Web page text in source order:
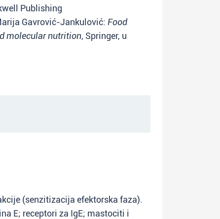
Publishing
Gavrović-Jankulović: Food
molecular nutrition, Springer, u
(senzitizacija efektorska faza).
E; receptori za IgE; mastociti i